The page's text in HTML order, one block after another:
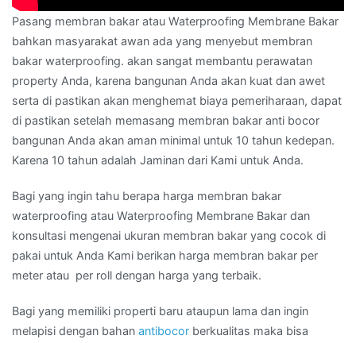
Pasang membran bakar atau Waterproofing Membrane Bakar
bahkan masyarakat awan ada yang menyebut membran
bakar waterproofing. akan sangat membantu perawatan
property Anda, karena bangunan Anda akan kuat dan awet
serta di pastikan akan menghemat biaya pemeriharaan, dapat
di pastikan setelah memasang membran bakar anti bocor
bangunan Anda akan aman minimal untuk 10 tahun kedepan.
Karena 10 tahun adalah Jaminan dari Kami untuk Anda.
Bagi yang ingin tahu berapa harga membran bakar
waterproofing atau Waterproofing Membrane Bakar dan
konsultasi mengenai ukuran membran bakar yang cocok di
pakai untuk Anda Kami berikan harga membran bakar per
meter atau per roll dengan harga yang terbaik.
Bagi yang memiliki properti baru ataupun lama dan ingin
melapisi dengan bahan antibocor berkualitas maka bisa